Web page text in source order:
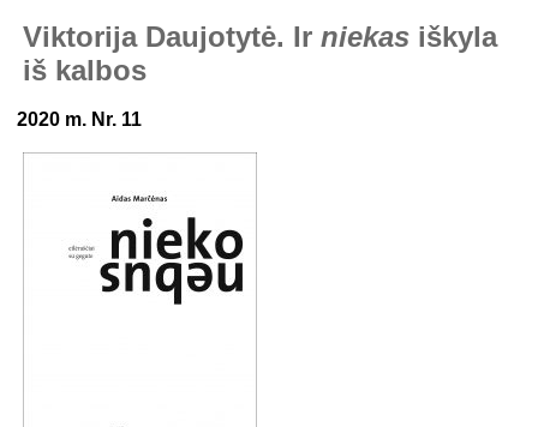
Viktorija Daujotytė. Irniekas iškyla
iš kalbos
2020 m. Nr. 11